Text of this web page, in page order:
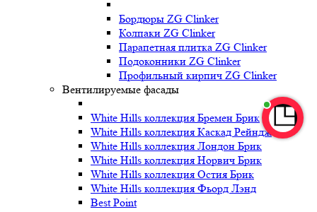
Бордюры ZG Clinker
Колпаки ZG Clinker
Парапетная плитка ZG Clinker
Подоконники ZG Clinker
Профильный кирпич ZG Clinker
Вентилируемые фасады
White Hills коллекция Бремен Брик
White Hills коллекция Каскад Рейндж
White Hills коллекция Лондон Брик
White Hills коллекция Норвич Брик
White Hills коллекция Остия Брик
White Hills коллекция Фьорд Лэнд
Best Point